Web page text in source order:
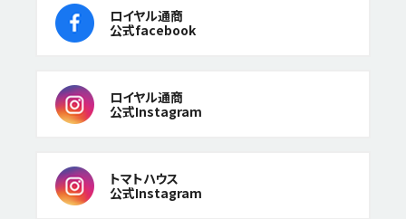
ロイヤル通商
公式facebook
ロイヤル通商
公式Instagram
トマトハウス
公式Instagram